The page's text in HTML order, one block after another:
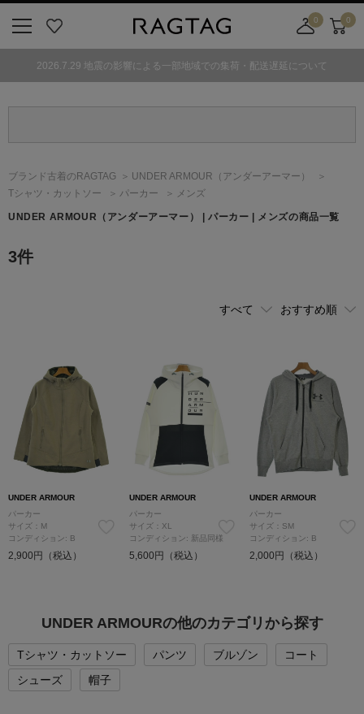
気
0
舗
カ
ト
0
2026.7.29 地震の影響による一部地域での集荷・配送遅延について
ブランド古着のRAGTAG UNDER ARMOUR （アンダーアーマー）
Tシャツ・カットソー
パーカー メンズ
UNDER ARMOUR （アンダーアーマー） | パーカー | メンズの商品一覧
3件
UNDER ARMOUR
パーカー
サイズ：M
コンディション: B
2,900円（税込）
UNDER ARMOUR
パーカー
サイズ：XL
コンディション: 新品同様
5,600円（税込）
UNDER ARMOUR
パーカー
サイズ：SM
コンディション: B
2,000円（税込）
UNDER ARMOURの他のカテゴリから探す
Tシャツ・カットソー パンツ ブルゾン
コート
シューズ
帽子